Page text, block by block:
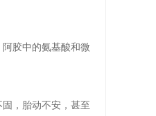
胶中的氨基酸和微
，胎动不安，甚至